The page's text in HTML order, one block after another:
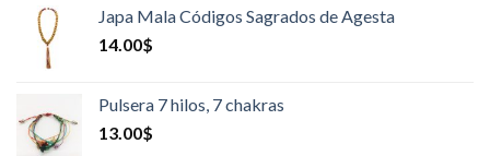
Japa Mala Códigos Sagrados de Agesta
14.00$
Pulsera 7 hilos, 7 chakras
13.00$